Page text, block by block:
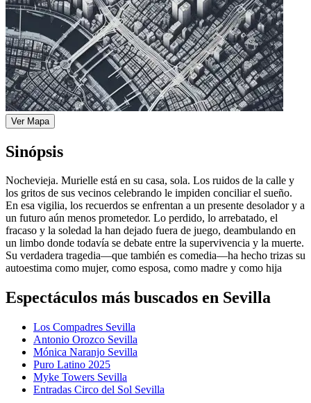
Ver Mapa
Sinópsis
Nochevieja. Murielle está en su casa, sola. Los ruidos de la calle y
los gritos de sus vecinos celebrando le impiden conciliar el sueño.
En esa vigilia, los recuerdos se enfrentan a un presente desolador y a
un futuro aún menos prometedor. Lo perdido, lo arrebatado, el
fracaso y la soledad la han dejado fuera de juego, deambulando en
un limbo donde todavía se debate entre la supervivencia y la muerte.
Su verdadera tragedia—que también es comedia—ha hecho trizas su
autoestima como mujer, como esposa, como madre y como hija
Espectáculos más buscados en Sevilla
Los Compadres Sevilla
Antonio Orozco Sevilla
Mónica Naranjo Sevilla
Puro Latino 2025
Myke Towers Sevilla
Entradas Circo del Sol Sevilla